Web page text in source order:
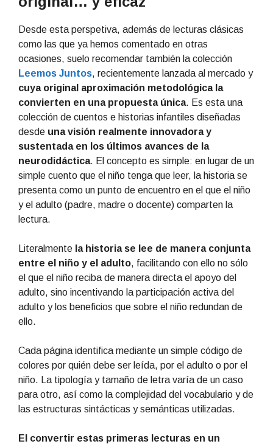
Desde esta perspetiva, además de lecturas clásicas
como las que ya hemos comentado en otras
ocasiones, suelo recomendar también la colección
Leemos Juntos, recientemente lanzada al mercado y
cuya original aproximación metodológica la
convierten en una propuesta única. Es esta una
colección de cuentos e historias infantiles diseñadas
desde una visión realmente innovadora y
sustentada en los últimos avances de la
neurodidáctica. El concepto es simple: en lugar de un
simple cuento que el niño tenga que leer, la historia se
presenta como un punto de encuentro en el que el niño
y el adulto (padre, madre o docente) comparten la
lectura.
Literalmente la historia se lee de manera conjunta
entre el niño y el adulto, facilitando con ello no sólo
el que el niño reciba de manera directa el apoyo del
adulto, sino incentivando la participación activa del
adulto y los beneficios que sobre el niño redundan de
ello.
Cada página identifica mediante un simple código de
colores por quién debe ser leída, por el adulto o por el
niño. La tipología y tamaño de letra varía de un caso
para otro, así como la complejidad del vocabulario y de
las estructuras sintácticas y semánticas utilizadas.
El convertir estas primeras lecturas en un